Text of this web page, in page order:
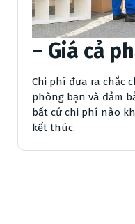
– Giá cả
Chi phí đưa ra chắc
phòng bạn và đảm
bất cứ chi phí nào
kết thúc.